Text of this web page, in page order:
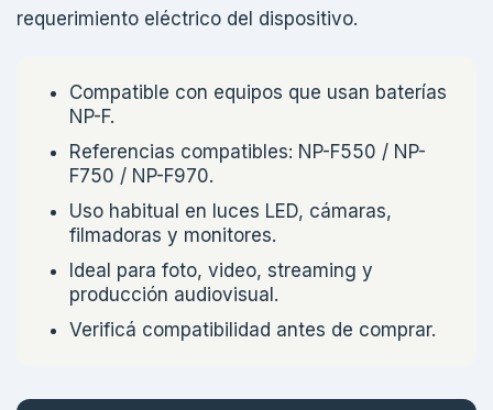
requerimiento eléctrico del dispositivo.
Compatible con equipos que usan baterías
NP-F.
Referencias compatibles: NP-F550 / NP-
F750 / NP-F970.
Uso habitual en luces LED, cámaras,
filmadoras y monitores.
Ideal para foto, video, streaming y
producción audiovisual.
Verificá compatibilidad antes de comprar.